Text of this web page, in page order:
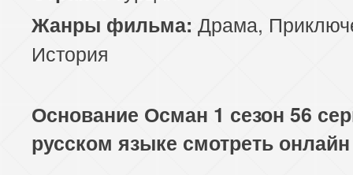
Жанры фильма: Драма,
История
Основание Осман 1 сезон 56
русском языке смотреть онлайн